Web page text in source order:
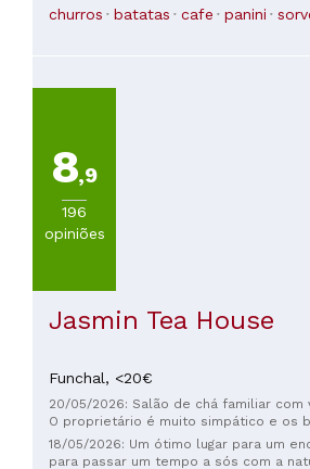
churros batatas cafe panini
8,9
196
opiniões
Jasmin Tea House
Funchal, <20€
20/05/2026: Salão de chá familiar com
O proprietário é muito simpático e os
Peguei um ônibus em Fuchal e a vista
incrível. Fica ao lado de uma trilha em
18/05/2026: Um ótimo lugar para um
para passar um tempo a sós com a